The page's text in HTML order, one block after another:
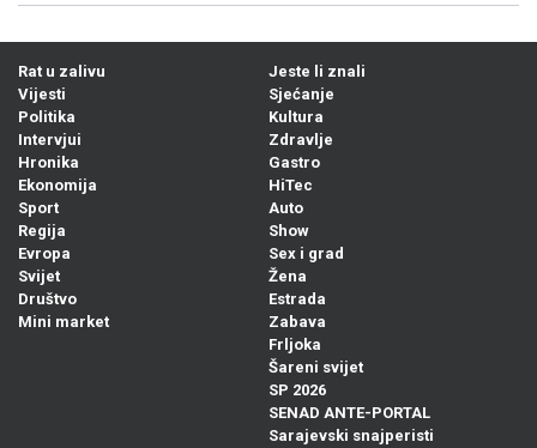
Rat u zalivu
Vijesti
Politika
Intervjui
Hronika
Ekonomija
Sport
Regija
Evropa
Svijet
Društvo
Mini market
Jeste li znali
Sjećanje
Kultura
Zdravlje
Gastro
HiTec
Auto
Show
Sex i grad
Žena
Estrada
Zabava
Frljoka
Šareni svijet
SP 2026
SENAD ANTE-PORTAL
Sarajevski snajperisti